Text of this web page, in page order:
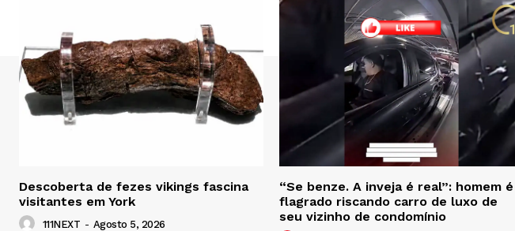
Descoberta de fezes vikings fascina
visitantes em York
111NEXT - Agosto 5, 2026
“Se benze. A inveja é real”: homem é
flagrado riscando carro de luxo de
seu vizinho de condomínio